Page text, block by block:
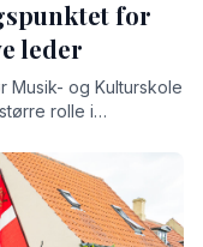
for
leder
Musik- og Kulturskole
rolle i